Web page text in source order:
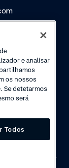
e analisar
os nossos
Se detetarmos
será
Todos